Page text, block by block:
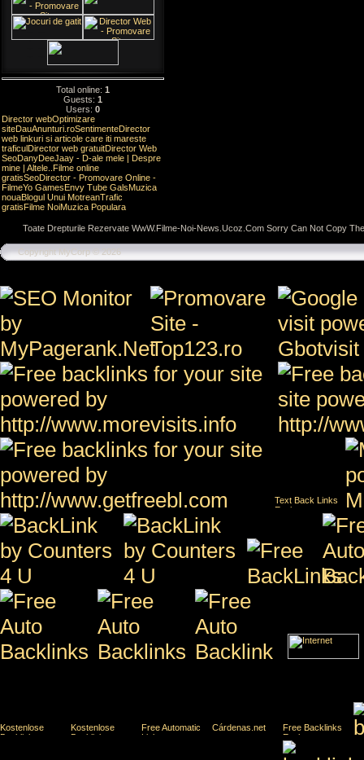
Total online: 1
Guests: 1
Users: 0
Director webOptimizare
siteDauAnunturi.roSentimenteDirector
web linkuri si articole care iti mareste
traficulDirector web gratuitDirector Web
SeoDanyDeeJaay - D-ale mele | Despre
mine | Altele.. Filme online
gratisSeoDirector - Promovare Online -
FilmeYo GamesEnvy Tube GalsMuzica
nouaBlogul Unui MotreanTrafic
gratisFilme NoiMuzica Populara
Toate Drepturile Rezervate WwW.Filme-Noi-News.Ucoz.Com Sorry Can Not Copy
Copyright MyCorp © 2026